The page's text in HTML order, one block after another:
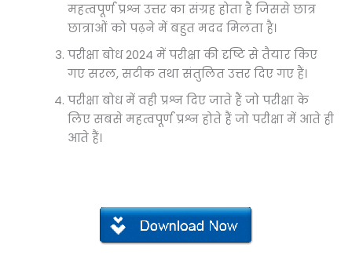
महत्वपूर्ण प्रश्न उत्तर का संग्रह होता है जिससे छात्र
छात्राओं को पढ़ने में बहुत मदद मिलता है।
परीक्षा बोध 2024 में परीक्षा की दृष्टि से तैयार किए
गए सरल, सटीक तथा संतुलित उत्तर दिए गए हैं।
परीक्षा बोध में वही प्रश्न दिए जाते हैं जो परीक्षा के
लिए सबसे महत्वपूर्ण प्रश्न होते हैं जो परीक्षा में आते ही
आते हैं।